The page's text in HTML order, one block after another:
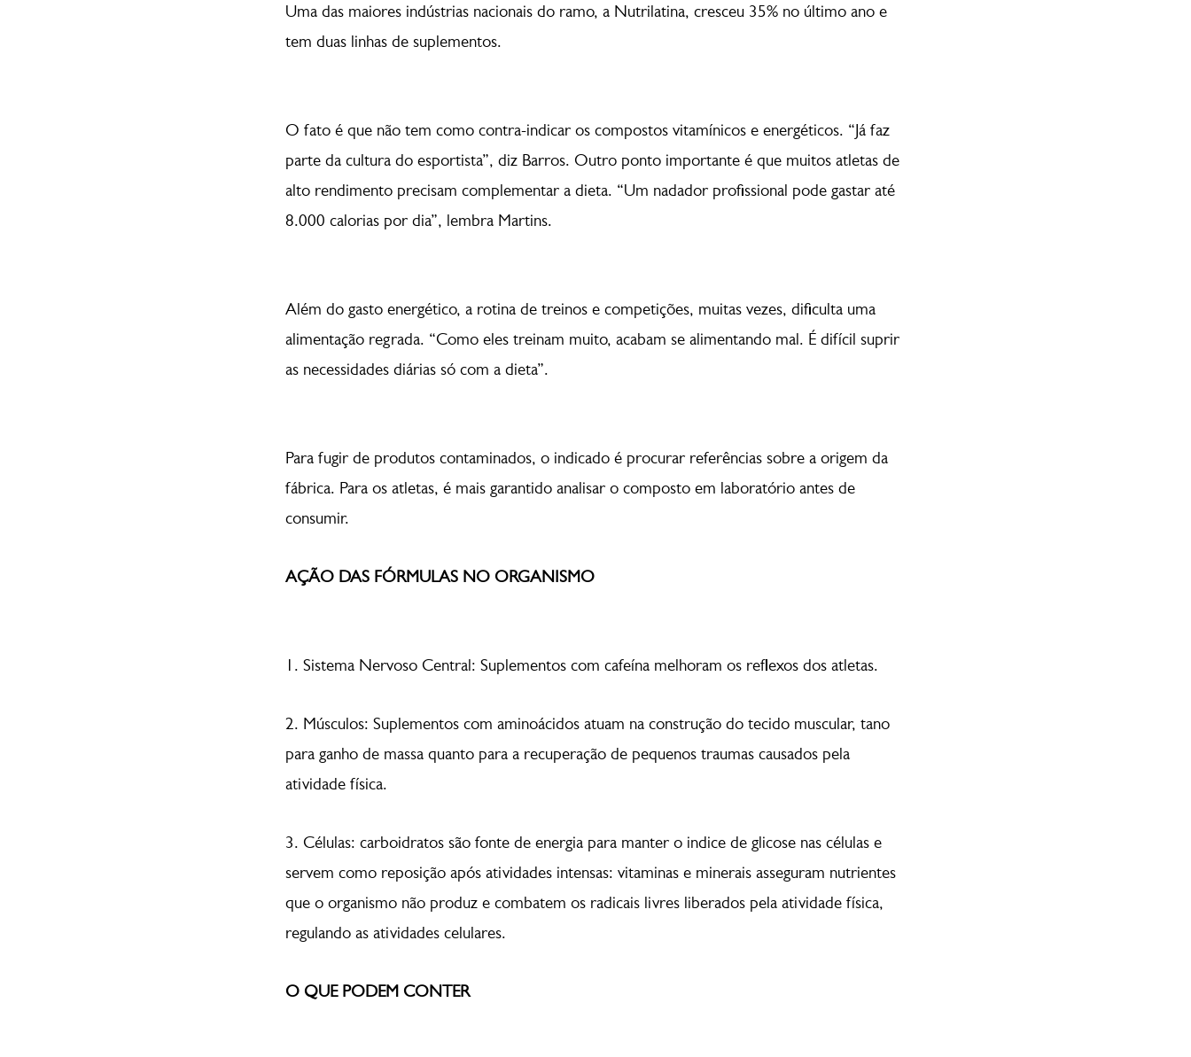
Uma das maiores indústrias nacionais do ramo, a Nutrilatina, cresceu 35% no último ano e
tem duas linhas de suplementos.
O fato é que não tem como contra-indicar os compostos vitamínicos e energéticos. “Já faz
parte da cultura do esportista”, diz Barros. Outro ponto importante é que muitos atletas de
alto rendimento precisam complementar a dieta. “Um nadador profissional pode gastar até
8.000 calorias por dia”, lembra Martins.
Além do gasto energético, a rotina de treinos e competições, muitas vezes, dificulta uma
alimentação regrada. “Como eles treinam muito, acabam se alimentando mal. É difícil suprir
as necessidades diárias só com a dieta”.
Para fugir de produtos contaminados, o indicado é procurar referências sobre a origem da
fábrica. Para os atletas, é mais garantido analisar o composto em laboratório antes de
consumir.
AÇÃO DAS FÓRMULAS NO ORGANISMO
1. Sistema Nervoso Central: Suplementos com cafeína melhoram os reflexos dos atletas.
2. Músculos: Suplementos com aminoácidos atuam na construção do tecido muscular, tano
para ganho de massa quanto para a recuperação de pequenos traumas causados pela
atividade física.
3. Células: carboidratos são fonte de energia para manter o indice de glicose nas células e
servem como reposição após atividades intensas: vitaminas e minerais asseguram nutrientes
que o organismo não produz e combatem os radicais livres liberados pela atividade física,
regulando as atividades celulares.
O QUE PODEM CONTER